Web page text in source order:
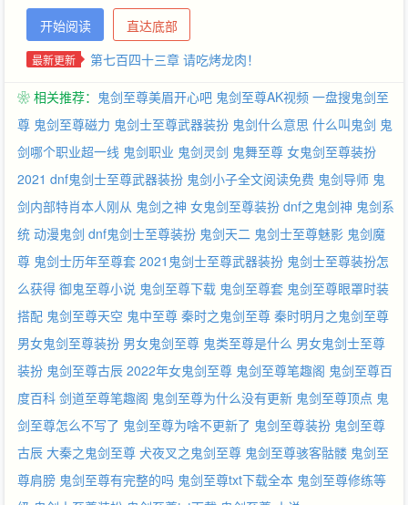
的一句话‘生当做人杰，死亦为鬼雄！’&amp;lt;/p&amp;gt; 《本故
事纯属虚构，切勿模仿！否则后果自负！》&amp;lt;/p&amp;gt;
开始阅读 直达底部
最新更新 第七百四十三章 请吃烤龙肉！
❀ 相关推荐： 鬼剑至尊美眉开心吧 鬼剑至尊AK视频 一盘搜鬼剑至
尊 鬼剑至尊磁力 鬼剑士至尊武器装扮 鬼剑什么意思 什么叫鬼剑 鬼
剑哪个职业超一线 鬼剑职业 鬼剑灵剑 鬼舞至尊 女鬼剑至尊装扮
2021 dnf鬼剑士至尊武器装扮 鬼剑小子全文阅读免费 鬼剑导师 鬼
剑内部特肖本人刚从 鬼剑之神 女鬼剑至尊装扮 dnf之鬼剑神 鬼剑系
统 动漫鬼剑 dnf鬼剑士至尊装扮 鬼剑天二 鬼剑士至尊魅影 鬼剑魔
尊 鬼剑士历年至尊套 2021鬼剑士至尊武器装扮 鬼剑士至尊装扮怎
么获得 御鬼至尊小说 鬼剑至尊下载 鬼剑至尊套 鬼剑至尊眼罩时装
搭配 鬼剑至尊天空 鬼中至尊 秦时之鬼剑至尊 秦时明月之鬼剑至尊
男女鬼剑至尊装扮 男女鬼剑至尊 鬼类至尊是什么 男女鬼剑士至尊
装扮 鬼剑至尊古辰 2022年女鬼剑至尊 鬼剑至尊笔趣阁 鬼剑至尊百
度百科 剑道至尊笔趣阁 鬼剑至尊为什么没有更新 鬼剑至尊顶点 鬼
剑至尊怎么不写了 鬼剑至尊为啥不更新了 鬼剑至尊装扮 鬼剑至尊
古辰 大秦之鬼剑至尊 犬夜叉之鬼剑至尊 鬼剑至尊骇客骷髅 鬼剑至
尊肩膀 鬼剑至尊有完整的吗 鬼剑至尊txt下载全本 鬼剑至尊修练等